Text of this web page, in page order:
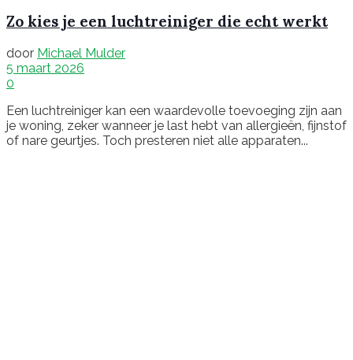
Zo kies je een luchtreiniger die echt werkt
door Michael Mulder
5 maart 2026
0
Een luchtreiniger kan een waardevolle toevoeging zijn aan
je woning, zeker wanneer je last hebt van allergieën, fijnstof
of nare geurtjes. Toch presteren niet alle apparaten...